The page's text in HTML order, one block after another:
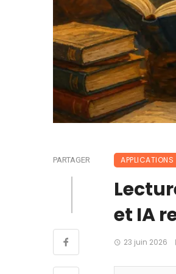
PARTAGER APPLICATIONS
et IA
23 juin 2026